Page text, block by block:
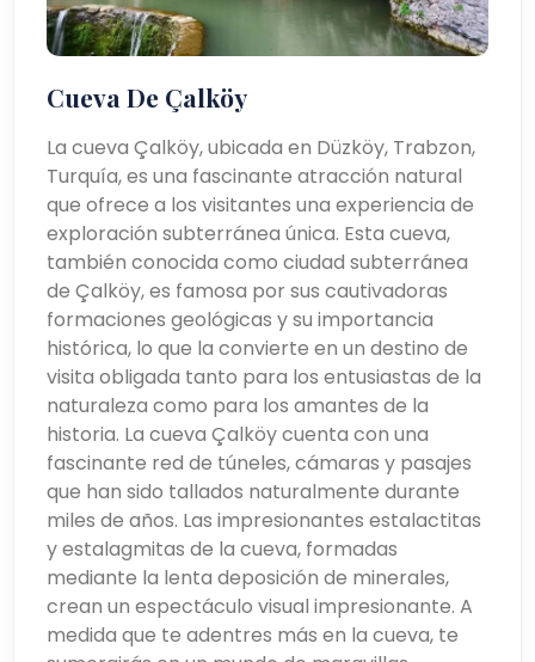
Cueva De Çalköy
La cueva Çalköy, ubicada en Düzköy, Trabzon,
Turquía, es una fascinante atracción natural
que ofrece a los visitantes una experiencia de
exploración subterránea única. Esta cueva,
también conocida como ciudad subterránea
de Çalköy, es famosa por sus cautivadoras
formaciones geológicas y su importancia
histórica, lo que la convierte en un destino de
visita obligada tanto para los entusiastas de la
naturaleza como para los amantes de la
historia. La cueva Çalköy cuenta con una
fascinante red de túneles, cámaras y pasajes
que han sido tallados naturalmente durante
miles de años. Las impresionantes estalactitas
y estalagmitas de la cueva, formadas
mediante la lenta deposición de minerales,
crean un espectáculo visual impresionante. A
medida que te adentres más en la cueva, te